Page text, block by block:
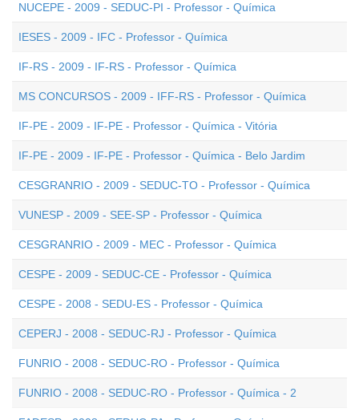
NUCEPE - 2009 - SEDUC-PI - Professor - Química
IESES - 2009 - IFC - Professor - Química
IF-RS - 2009 - IF-RS - Professor - Química
MS CONCURSOS - 2009 - IFF-RS - Professor - Química
IF-PE - 2009 - IF-PE - Professor - Química - Vitória
IF-PE - 2009 - IF-PE - Professor - Química - Belo Jardim
CESGRANRIO - 2009 - SEDUC-TO - Professor - Química
VUNESP - 2009 - SEE-SP - Professor - Química
CESGRANRIO - 2009 - MEC - Professor - Química
CESPE - 2009 - SEDUC-CE - Professor - Química
CESPE - 2008 - SEDU-ES - Professor - Química
CEPERJ - 2008 - SEDUC-RJ - Professor - Química
FUNRIO - 2008 - SEDUC-RO - Professor - Química
FUNRIO - 2008 - SEDUC-RO - Professor - Química - 2